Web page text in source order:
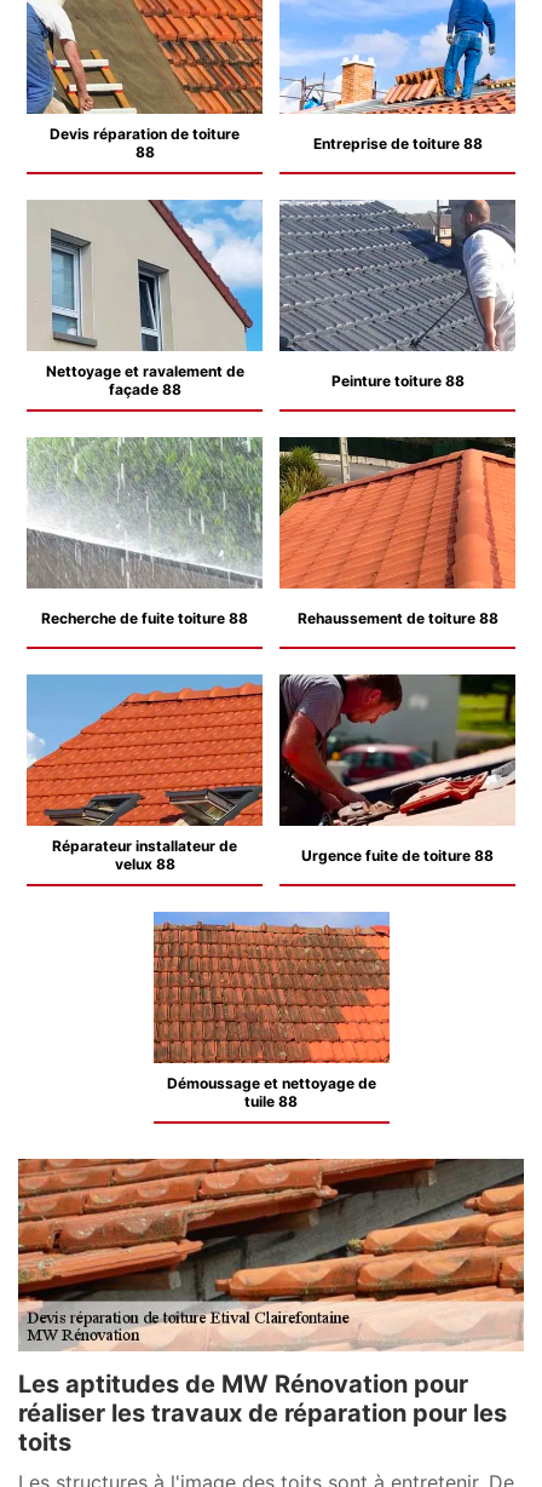
Devis réparation de toiture
88
Entreprise de toiture 88
Nettoyage et ravalement de
façade 88
Peinture toiture 88
Recherche de fuite toiture 88 Rehaussement de toiture 88
Réparateur installateur de
velux 88
Urgence fuite de toiture 88
Démoussage et nettoyage de
tuile 88
Les aptitudes de MW Rénovation pour
réaliser les travaux de réparation pour les
toits
Les structures à l'image des toits sont à entretenir. De